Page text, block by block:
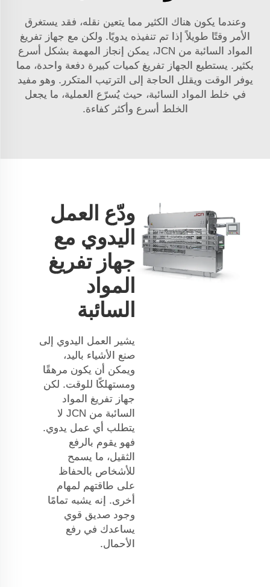
وعندما يكون هناك الكثير مما يتعين نقله، فقد يستغرق
الأمر وقتًا طويلاً إذا تم تنفيذه يدويًا. ولكن مع جهاز تفريغ
المواد السائبة من JCN، يمكن إنجاز المهمة بشكل أسرع
بكثير. يستطيع الجهاز تفريغ كميات كبيرة دفعة واحدة، مما
يوفر الوقت ويقلل الحاجة إلى الترتيب المتكرر. وهو مفيد
في خلط المواد السائبة، حيث يُسرّع العملية، ما يجعل
الخلط أسرع وأكثر كفاءة.
ودّع العمل
اليدوي مع
جهاز تفريغ
المواد
السائبة
يشير العمل اليدوي إلى
صنع الأشياء باليد،
ويمكن أن يكون مرهقًا
ومستهلكًا للوقت. لكن
جهاز تفريغ المواد
السائبة من JCN لا
يتطلب أي عمل يدوي.
فهو يقوم بالرفع
الثقيل، ما يسمح
للأشخاص بالحفاظ
على طاقتهم لمهام
أخرى. إنه يشبه تمامًا
وجود صديق قوي
يساعدك في رفع
الأحمال.